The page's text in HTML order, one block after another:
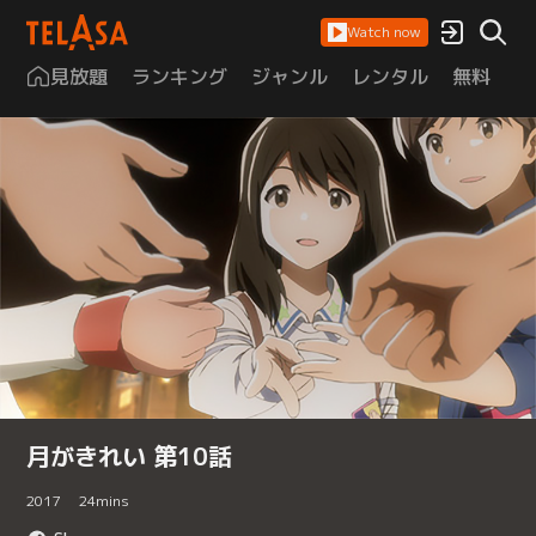
Watch now
見放題 ランキング ジャンル レンタル 無料
月がきれい 第10話
2017 24mins